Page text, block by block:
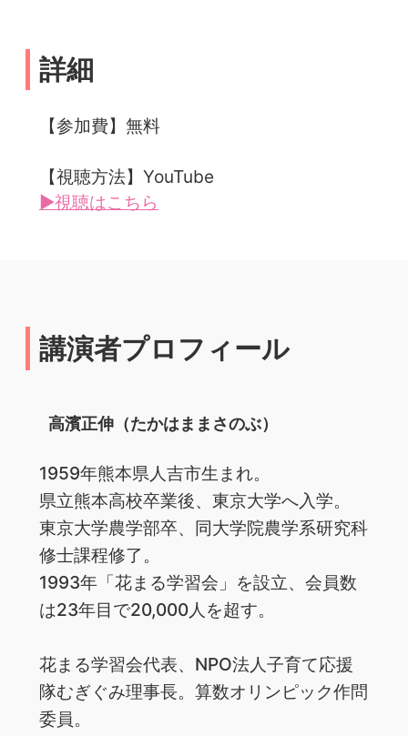
詳細
【参加費】無料
【視聴方法】YouTube
▶視聴はこちら
講演者プロフィール
高濱正伸（たかはままさのぶ）
1959年熊本県人吉市生まれ。
県立熊本高校卒業後、東京大学へ入学。
東京大学農学部卒、同大学院農学系研究科
修士課程修了。
1993年「花まる学習会」を設立、会員数
は23年目で20,000人を超す。
花まる学習会代表、NPO法人子育て応援
隊むぎぐみ理事長。算数オリンピック作問
委員。